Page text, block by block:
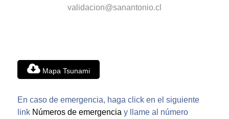
validacion@sanantonio.cl
Mapa Tsunami
En caso de emergencia, haga click en el siguiente
link Números de emergencia y llame al número